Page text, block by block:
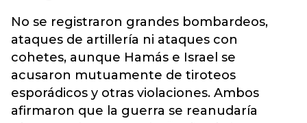
No se registraron grandes bombardeos,
ataques de artillería ni ataques con
cohetes, aunque Hamás e Israel se
acusaron mutuamente de tiroteos
esporádicos y otras violaciones. Ambos
afirmaron que la guerra se reanudaría